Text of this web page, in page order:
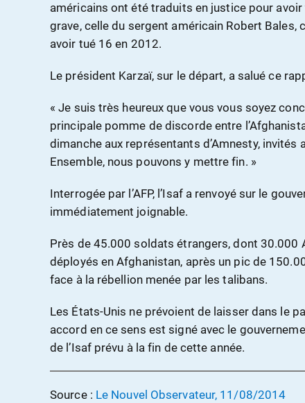
américains ont été traduits en justice pour
grave, celle du sergent américain Robert Bales,
avoir tué 16 en 2012.
Le président Karzaï, sur le départ, a salué ce
« Je suis très heureux que vous vous soyez
principale pomme de discorde entre
dimanche aux représentants d’Amnesty, invités
Ensemble, nous pouvons y mettre fin. »
Interrogée par l’AFP, l’Isaf a renvoyé sur le
immédiatement joignable.
Près de 45.000 soldats étrangers, dont 30.000
déployés en Afghanistan, après un pic de
face à la rébellion menée par les talibans.
Les États-Unis ne prévoient de laisser dans le
accord en ce sens est signé avec le
de l’Isaf prévu à la fin de cette année.
Source : Le Nouvel Observateur, 11/08/2014